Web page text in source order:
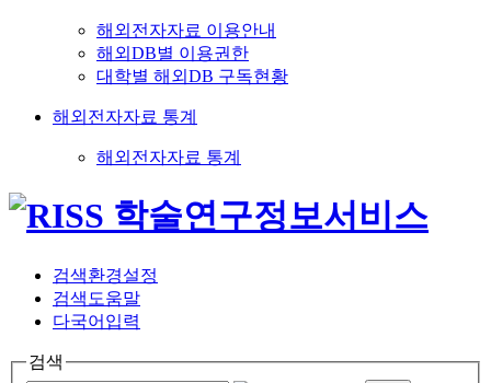
해외전자자료 이용안내
해외DB별 이용권한
대학별 해외DB 구독현황
해외전자자료 통계
해외전자자료 통계
검색환경설정
검색도움말
다국어입력
검색